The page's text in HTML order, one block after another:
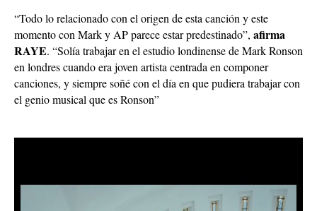
“Todo lo relacionado con el origen de esta canción y este
momento con Mark y AP parece estar predestinado”, afirma
RAYE. “Solía trabajar en el estudio londinense de Mark Ronson
en londres cuando era joven artista centrada en componer
canciones, y siempre soñé con el día en que pudiera trabajar con
el genio musical que es Ronson”